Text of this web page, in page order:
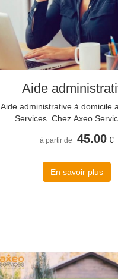
Aide
Aide administrative à domicile
Services Chez Axeo
à partir de 45.00€
En savoir plus